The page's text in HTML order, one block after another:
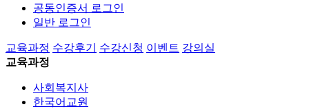
공동인증서 로그인
일반 로그인
교육과정 수강후기 수강신청 이벤트 강의실
교육과정
사회복지사
한국어교원